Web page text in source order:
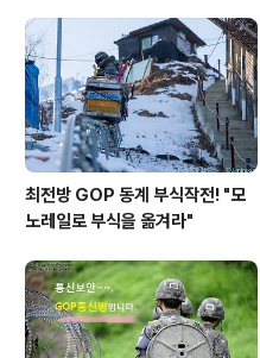
최전방 GOP 동계 부식작전! "모
노레일로 부식을 옮겨라"